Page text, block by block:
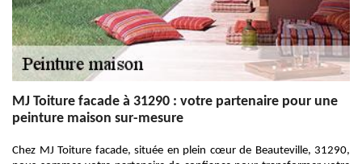
MJ Toiture facade à 31290 : votre partenaire pour une
peinture maison sur-mesure
Chez MJ Toiture facade, située en plein cœur de Beauteville, 31290,